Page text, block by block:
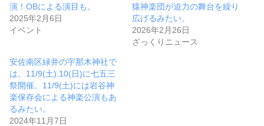
演！OBによる演目も。
2025年2月6日
イベント
猿神楽団が迫力の舞台を繰り
広げるみたい。
2026年2月26日
ざっくりニュース
安佐南区緑井の宇那木神社で
は、11/9(土).10(日)に七五三
祭開催。11/9(土)には岩谷神
楽保存会による神楽公演もあ
るみたい。
2024年11月7日